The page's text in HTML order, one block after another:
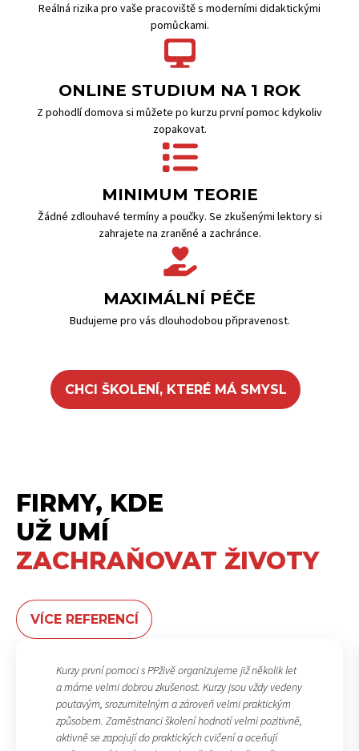
Reálná rizika pro vaše pracoviště s moderními didaktickými
pomůckami.
ONLINE STUDIUM NA 1 ROK
Z pohodlí domova si můžete po kurzu první pomoc kdykoliv
zopakovat.
MINIMUM TEORIE
Žádné zdlouhavé termíny a poučky. Se zkušenými lektory si
zahrajete na zraněné a zachránce.
MAXIMÁLNÍ PÉČE
Budujeme pro vás dlouhodobou připravenost.
CHCI ŠKOLENÍ, KTERÉ MÁ SMYSL
FIRMY, KDE
UŽ UMÍ
ZACHRAŇOVAT ŽIVOTY
VÍCE REFERENCÍ
Kurzy první pomoci s PPživě organizujeme již několik let
a máme velmi dobrou zkušenost. Kurzy jsou vždy vedeny
poutavým, srozumitelným a zároveň velmi praktickým
způsobem. Zaměstnanci školení hodnotí velmi pozitivně,
aktivně se zapojují do praktických cvičení a oceňují